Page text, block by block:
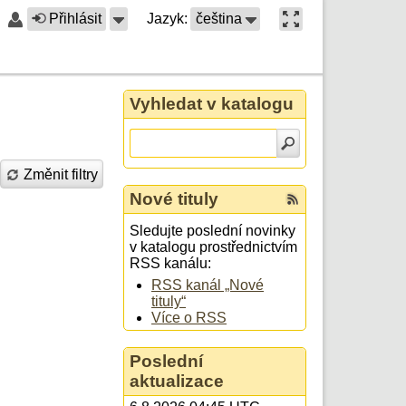
Přihlásit Jazyk: čeština
Změnit filtry
Vyhledat v katalogu
Nové tituly
Sledujte poslední novinky
v katalogu prostřednictvím
RSS kanálu:
RSS kanál „Nové
tituly“
Více o RSS
Poslední
aktualizace